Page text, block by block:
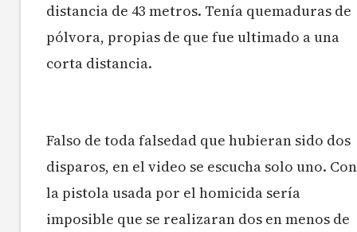
distancia de 43 metros. Tenía quemaduras de
pólvora, propias de que fue ultimado a una
corta distancia.
Falso de toda falsedad que hubieran sido dos
disparos, en el video se escucha solo uno. Con
la pistola usada por el homicida sería
imposible que se realizaran dos en menos de